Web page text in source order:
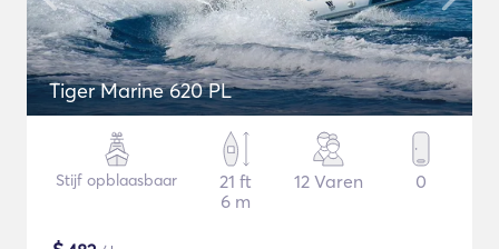
Tiger Marine 620 PL
Stijf opblaasbaar
21 ft
6 m
12 Varen 0